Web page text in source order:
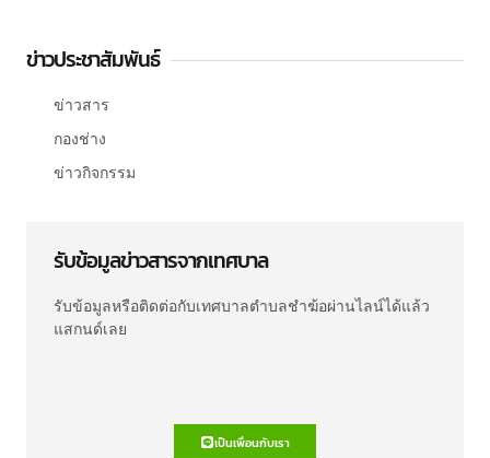
ข่าวประชาสัมพันธ์
ข่าวสาร
กองช่าง
ข่าวกิจกรรม
รับข้อมูลข่าวสารจากเทศบาล
รับข้อมูลหรือติดต่อกับเทศบาลตำบลชำฆ้อผ่านไลน์ได้แล้ว
แสกนด์เลย
เป็นเพื่อนกับเรา